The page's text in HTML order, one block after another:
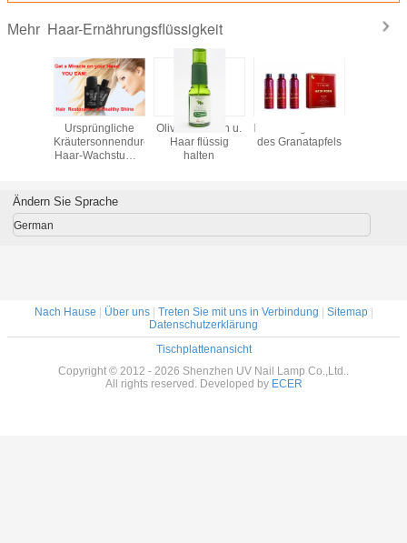
Mehr Haar-Ernährungsflüssigkeit
Ursprüngliche
Kräutersonnendurchbruch-
Haar-Wachstums-
Olive ernähren u.
Haar flüssig
halten
des Granatapfels
Ändern Sie Sprache
German
Nach Hause Über uns| Treten Sie mit uns in Verbindung Sitemap|
Datenschutzerklärung
Tischplattenansicht
Copyright © 2012 - 2026 Shenzhen UV Nail Lamp Co.,Ltd..
All rights reserved. Developed by ECER